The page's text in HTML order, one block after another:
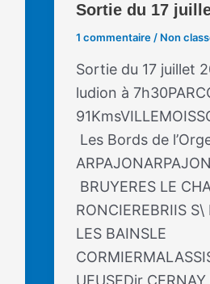
Sortie du 17
1 commentaire/ Non
Sortie du 17 juillet
ludion à
Les Bords de
BRUYERES LE
RONCIEREBRIIS S\
LES BAINSLE
UEUSEDir CERNAY